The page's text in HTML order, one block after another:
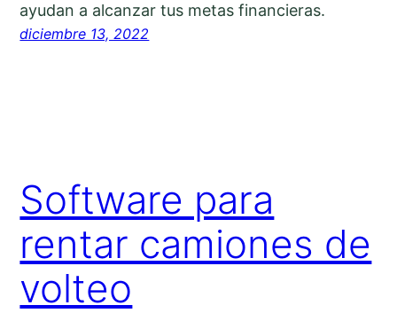
ayudan a alcanzar tus metas financieras.
diciembre 13, 2022
Software para
rentar camiones de
volteo